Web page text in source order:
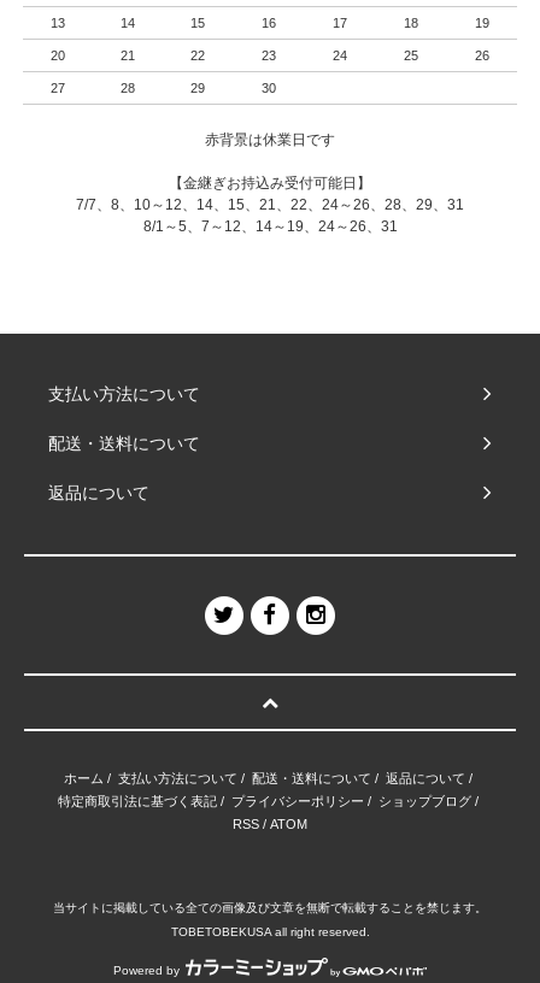
13 14 15 16 17 18 19
20 21 22 23 24 25 26
27 28 29 30
赤背景は休業日です
【金継ぎお持込み受付可能日】
7/7、8、10～12、14、15、21、22、24～26、28、29、31
8/1～5、7～12、14～19、24～26、31
支払い方法について
配送・送料について
返品について
ホーム / 支払い方法について / 配送・送料について / 返品について /
特定商取引法に基づく表記 / プライバシーポリシー / ショップブログ /
RSS / ATOM
当サイトに掲載している全ての画像及び文章を無断で転載することを禁じます。
TOBETOBEKUSA all right reserved.
Powered by